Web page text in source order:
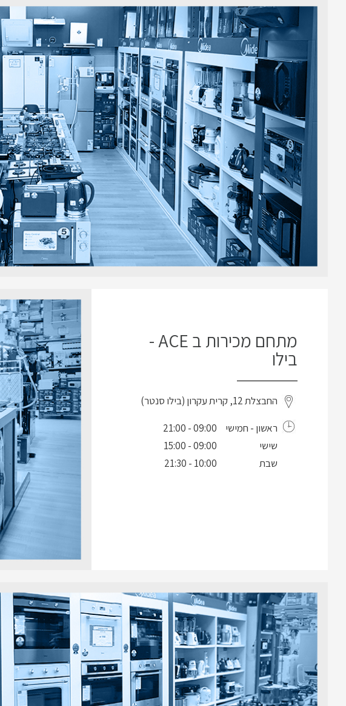
מתחם מכירות ב ACE -
בילו
החבצלת 12, קרית עקרון (בילו סנטר)
ראשון - חמישי
09:00 - 21:00
שישי
09:00 - 15:00
שבת
10:00 - 21:30